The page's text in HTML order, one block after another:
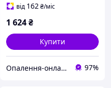
від 162₴/міс
1 624₴
Купити
Опалення-онлайн 97%